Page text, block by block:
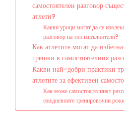
самостоятелен разговор
атлети?
Какви уроци могат да се
разговор на топ изпълнители?
Как атлетите могат да
грешки в самостоятелния
Какви най-добри практики
атлетите за ефективен
Как може самостоятелният
ежедневните тренировъчни